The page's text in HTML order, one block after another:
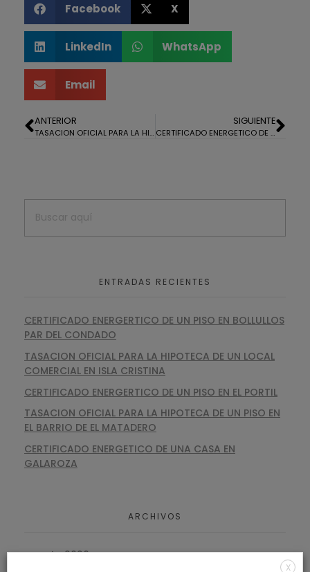
Facebook X
LinkedIn WhatsApp
Email
ANTERIOR
TASACION OFICIAL PARA LA HIPOTECA DE UN LOCAL COMERCIAL EN HUELVA
SIGUIENTE
CERTIFICADO ENERGETICO DE UN PISO EN HUELVA
ENTRADAS RECIENTES
CERTIFICADO ENERGERTICO DE UN PISO EN BOLLULLOS
PAR DEL CONDADO
TASACION OFICIAL PARA LA HIPOTECA DE UN LOCAL
COMERCIAL EN ISLA CRISTINA
CERTIFICADO ENERGERTICO DE UN PISO EN EL PORTIL
TASACION OFICIAL PARA LA HIPOTECA DE UN PISO EN
EL BARRIO DE EL MATADERO
CERTIFICADO ENERGETICO DE UNA CASA EN
GALAROZA
ARCHIVOS
agosto 2026
X